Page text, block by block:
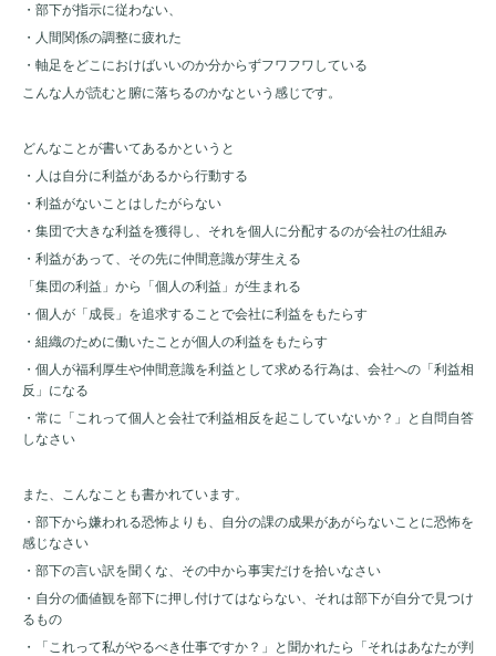
・部下が指示に従わない、
・人間関係の調整に疲れた
・軸足をどこにおけばいいのか分からずフワフワしている
こんな人が読むと腑に落ちるのかなという感じです。
どんなことが書いてあるかというと
・人は自分に利益があるから行動する
・利益がないことはしたがらない
・集団で大きな利益を獲得し、それを個人に分配するのが会社の仕組み
・利益があって、その先に仲間意識が芽生える
「集団の利益」から「個人の利益」が生まれる
・個人が「成長」を追求することで会社に利益をもたらす
・組織のために働いたことが個人の利益をもたらす
・個人が福利厚生や仲間意識を利益として求める行為は、会社への「利益相
反」になる
・常に「これって個人と会社で利益相反を起こしていないか？」と自問自答
しなさい
また、こんなことも書かれています。
・部下から嫌われる恐怖よりも、自分の課の成果があがらないことに恐怖を
感じなさい
・部下の言い訳を聞くな、その中から事実だけを拾いなさい
・自分の価値観を部下に押し付けてはならない、それは部下が自分で見つけ
るもの
・「これって私がやるべき仕事ですか？」と聞かれたら「それはあなたが判